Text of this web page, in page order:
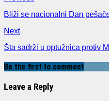
Bliži se nacionalni Dan
Next
Šta sadrži u optužnica protiv
Be the first to comment
Leave a Reply